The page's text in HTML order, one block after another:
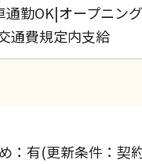
通勤OK|オープニン
通費規定内支給
：有(更新条件：契